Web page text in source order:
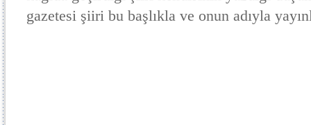
gazetesi şiiri bu başlıkla ve onun adıyla